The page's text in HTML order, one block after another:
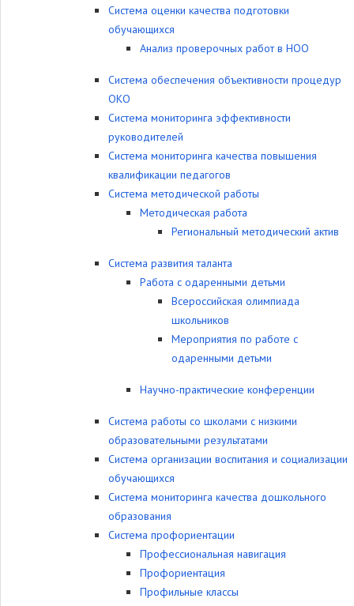
Система оценки качества подготовки
обучающихся
Анализ проверочных работ в НОО
Система обеспечения объективности процедур
ОКО
Система мониторинга эффективности
руководителей
Система мониторинга качества повышения
квалификации педагогов
Система методической работы
Методическая работа
Региональный методический актив
Система развития таланта
Работа с одаренными детьми
Всероссийская олимпиада
школьников
Мероприятия по работе с
одаренными детьми
Научно-практические конференции
Система работы со школами с низкими
образовательными результатами
Система организации воспитания и социализации
обучающихся
Система мониторинга качества дошкольного
образования
Система профориентации
Профессиональная навигация
Профориентация
Профильные классы